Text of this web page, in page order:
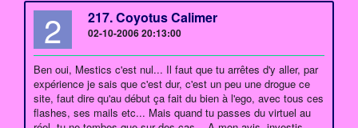
2 217. Coyotus Calimer
02-10-2006 20:13:00
Ben oui, Mestics c'est nul... Il faut que tu arrêtes d'y aller, par
expérience je sais que c'est dur, c'est un peu une drogue ce
site, faut dire qu'au début ça fait du bien à l'ego, avec tous ces
flashes, ses mails etc... Mais quand tu passes du virtuel au